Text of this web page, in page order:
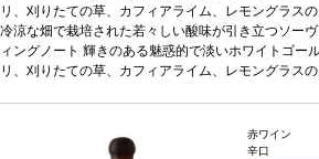
リ、刈りたての草、カフィアライム、レモングラス
涎の酸味が際立ち、ほのかなレモンライムシャーベ
イ、グレープフルーツピールのニュアンスが口中を
ムのミッドパレットが表れ、フィニッシュにはキー
合、在庫があり価格が同様の場合は自動的に次のヴ
冷涼な畑で栽培された若々しい酸味が引き立つソー
ィングノート 輝きのある魅惑的で淡いホワイトゴー
リ、刈りたての草、カフィアライム、レモングラス
ムのミッドパレットが表れ、フィニッシュにはキー
引き締まった素晴らしい酸味に迎えられる。合う料理
赤ワイン
辛口